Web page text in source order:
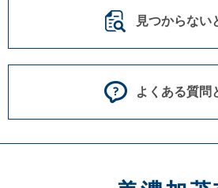
見つからない
よくある質問